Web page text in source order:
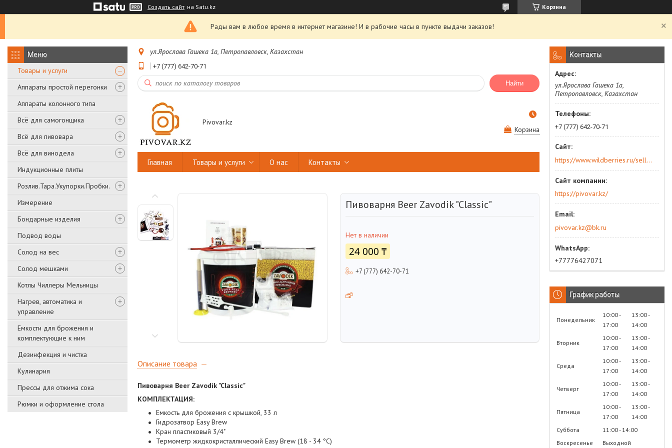
Создать сайт на Satu.kz Корзина
Рады вам в любое время в интернет магазине! И в рабочие часы в пункте выдачи заказов!
Товары и услуги
Аппараты простой перегонки
Аппараты колонного типа
Всё для самогонщика
Всё для пивовара
Всё для винодела
Индукционные плиты
Розлив.Тара.Укупорки.Пробки.
Измерение
Бондарные изделия
Подвод воды
Солод на вес
Солод мешками
Котлы Чиллеры Мельницы
Нагрев, автоматика и
управление
Емкости для брожения и
комплектующие к ним
Дезинфекция и чистка
Кулинария
Прессы для отжима сока
Рюмки и оформление стола
ул.Ярослава Гашека 1а, Петропавловск, Казахстан
+7 (777) 642-70-71
Найти
Pivovar.kz
Корзина
Главная Товары и услуги О нас Контакты
Пивоварня Beer Zavodik "Classic"
Нет в наличии
24 000 ₸
+7 (777) 642-70-71
Описание товара
Пивоварня Beer Zavodik "Classic"
КОМПЛЕКТАЦИЯ:
Емкость для брожения с крышкой, 33 л
Гидрозатвор Easy Brew
Кран пластиковый 3/4"
Термометр жидкокристаллический Easy Brew (18 - 34 °C)
Контакты
ул.Ярослава Гашека 1а,
Петропавловск, Казахстан
+7 (777) 642-70-71
https://www.wildberries.ru/seller/250044277
https://pivovar.kz/
pivovar.kz@bk.ru
+77776427071
График работы
Понедельник
10:00
17:00
13:00
14:00
Вторник
10:00
17:00
13:00
14:00
Среда
10:00
17:00
13:00
14:00
Четверг
10:00
17:00
13:00
14:00
Пятница
10:00
17:00
13:00
14:00
Суббота
11:00 14:00
Воскресенье
Выходной